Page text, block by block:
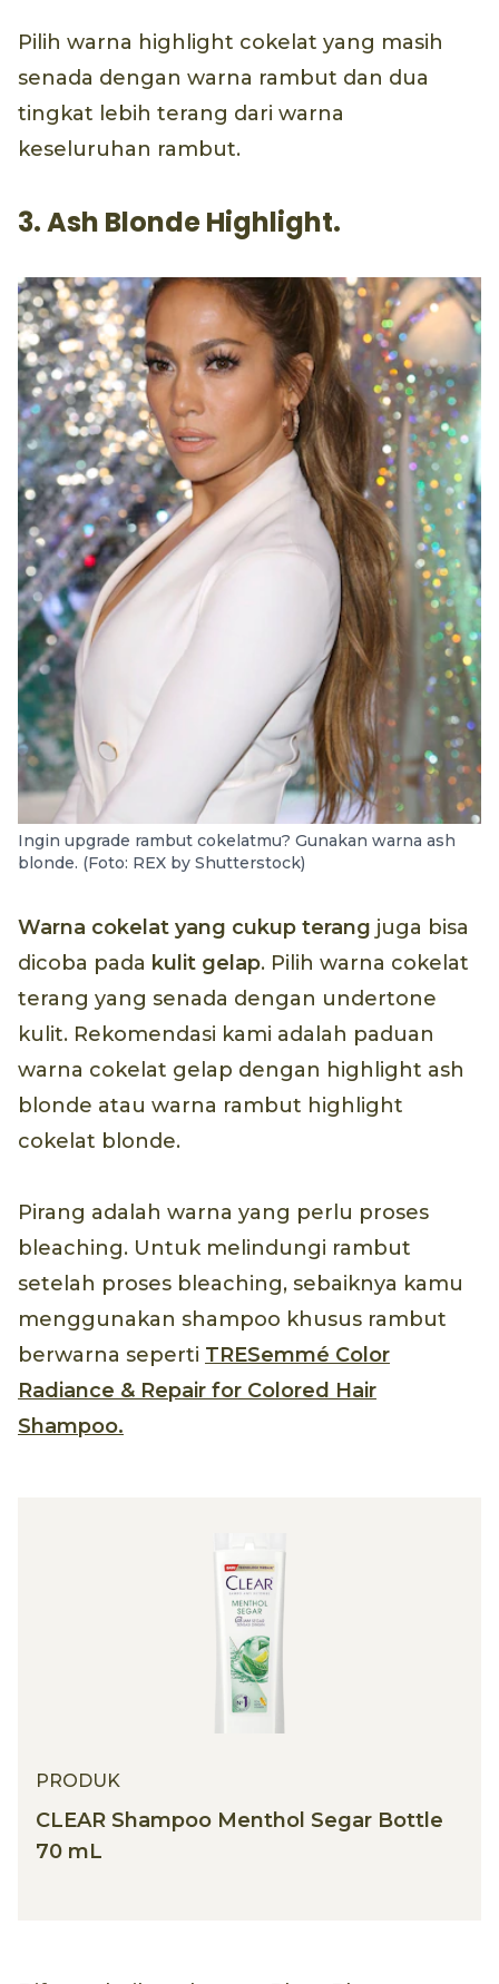
Pilih warna highlight cokelat yang masih
senada dengan warna rambut dan dua
tingkat lebih terang dari warna
keseluruhan rambut.
3. Ash Blonde Highlight.
Ingin upgrade rambut cokelatmu? Gunakan warna ash
blonde. (Foto: REX by Shutterstock)
Warna cokelat yang cukup terang juga bisa
dicoba pada kulit gelap. Pilih warna cokelat
terang yang senada dengan undertone
kulit. Rekomendasi kami adalah paduan
warna cokelat gelap dengan highlight ash
blonde atau warna rambut highlight
cokelat blonde.
Pirang adalah warna yang perlu proses
bleaching. Untuk melindungi rambut
setelah proses bleaching, sebaiknya kamu
menggunakan shampoo khusus rambut
berwarna seperti TRESemmé Color
Radiance & Repair for Colored Hair
Shampoo.
PRODUK
CLEAR Shampoo Menthol Segar Bottle
70 mL